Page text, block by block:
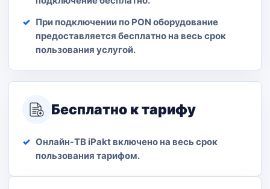
При подключении по PON оборудование
предоставляется бесплатно на весь срок
пользования услугой.
Бесплатно к тарифу
Онлайн-ТВ iPakt включено на весь срок
пользования тарифом.